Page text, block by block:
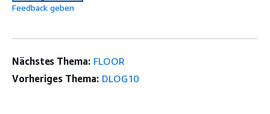
Feedback geben
Nächstes Thema: FLOOR
Vorheriges Thema: DLOG10